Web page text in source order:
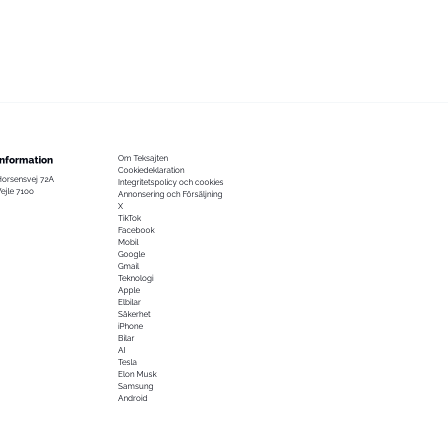
72A
7100
Om Teksajten
Cookiedeklaration
Integritetspolicy och cookies
Annonsering och Försäljning
X
TikTok
Facebook
Mobil
Google
Gmail
Teknologi
Apple
Elbilar
Säkerhet
iPhone
Bilar
AI
Tesla
Elon Musk
Samsung
Android